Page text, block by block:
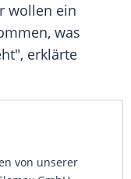
wollen ein
was
erklärte
von unserer